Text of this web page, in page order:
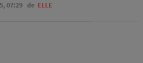
07:29 de ELLE